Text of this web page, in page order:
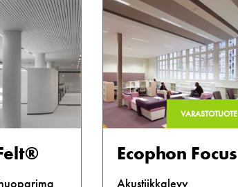
VARASTOTUOTE
Ecophon Focus
Akustiikkalevy